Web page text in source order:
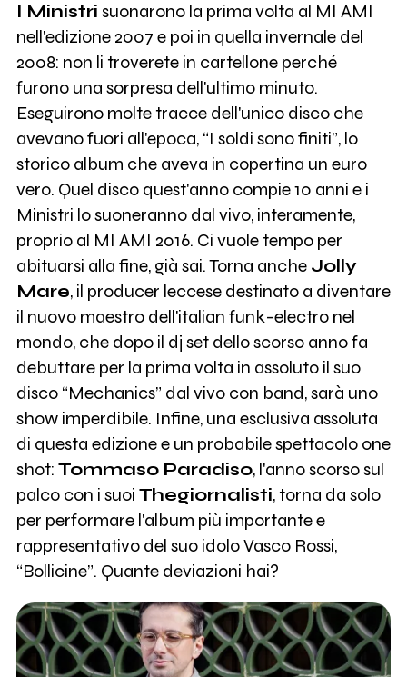
I Ministri suonarono la prima volta al MI AMI
nell'edizione 2007 e poi in quella invernale del
2008: non li troverete in cartellone perché
furono una sorpresa dell'ultimo minuto.
Eseguirono molte tracce dell'unico disco che
avevano fuori all'epoca, “I soldi sono finiti”, lo
storico album che aveva in copertina un euro
vero. Quel disco quest'anno compie 10 anni e i
Ministri lo suoneranno dal vivo, interamente,
proprio al MI AMI 2016. Ci vuole tempo per
abituarsi alla fine, già sai. Torna anche Jolly
Mare, il producer leccese destinato a diventare
il nuovo maestro dell'italian funk-electro nel
mondo, che dopo il dj set dello scorso anno fa
debuttare per la prima volta in assoluto il suo
disco “Mechanics” dal vivo con band, sarà uno
show imperdibile. Infine, una esclusiva assoluta
di questa edizione e un probabile spettacolo one
shot: Tommaso Paradiso, l'anno scorso sul
palco con i suoi Thegiornalisti, torna da solo
per performare l'album più importante e
rappresentativo del suo idolo Vasco Rossi,
“Bollicine”. Quante deviazioni hai?